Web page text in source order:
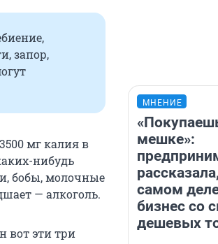
запор,
мг калия в
нибудь
бобы, молочные
— алкоголь.
вот эти три
МНЕНИЕ
мешке»:
самом
бизнес со
дешевых